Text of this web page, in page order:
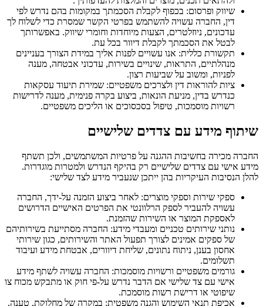
שיווק ופרסום: בכפוף לקבלת הסכמתך במקומות בהם נדרש לפי
דין, החברה עשויה להשתמש בפרטי הקשר שמסרת כדי לשלוח לך
עדכונים, ניוזלטרים, הצעות מיוחדות וחומרי שיווק. באפשרותך
לבטל את הסכמתך לקבלת דיוור בכל עת.
תקשורת כללית: אנו עשויים לפנות אליך במידת הצורך בעניינים
מנהלתיים, התראות, שינויים בשירות, עדכוני אבטחה, מענה
לפניות, ומשוב על שביעות רצון.
ציות להוראות דין ולצרכים משפטיים: שמירת תיעוד עסקאות
כנדרש בדין, מניעת הונאות, ביצוע בקרה פנימית, מענה לדרישות
רשויות מוסמכות, טיפול בסכסוכים או הליכים משפטיים.
שיתוף מידע עם צדדים שלישיים
החברה מכירה בחשיבות ההגנה על פרטיות המשתמשים, ולכן תשתף
מידע אישי עם צדדים שלישיים רק בהיקף הנדרש ולמטרות מוגדרות.
להלן הנסיבות העיקריות בהן ייתכן שנעביר מידע לצד שלישי:
ספקי שירות וספקי מוצרים: לאחר ביצוע הזמנה על-ידך, החברה
עשויה להעביר לספק הרלוונטי את הפרטים האישיים הדרושים
לאספקת המוצר או השירות שהזמנת.
נותני שירותים טכניים ומעבדי מידע: החברה מסתייעת בשירותיהם
של ספקים אמינים לצורך תפעול האתר והשירותים, כגון שירותי
אחסון בענן, ניתוח נתונים, שליחת דיוורים, אבטחת מידע ועיבוד
תשלומים.
גורמים משפטיים ורשויות מוסמכות: החברה עשויה לשתף מידע
אישי עם צד שלישי אם הדבר נדרש על-פי חוק או מתבקש מכוח צו
שיפוטי או דרישת רשות מוסמכת.
אכיפת תנאי השימוש והגנה משפטית: במקרה של מחלוקת, טענה,